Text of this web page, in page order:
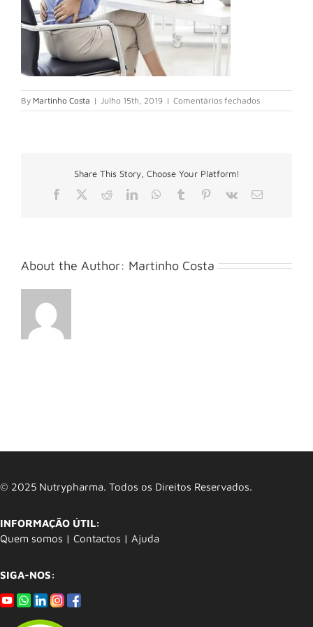
By Martinho Costa | Julho 15th, 2019 | Comentários fechadosem
ruecken_
Share This Story, Choose Your Platform!
Facebook
RedditLinkedInWhatsApp
Tumblr Pinterest
Vk
Email
About the Author: Martinho Costa
© 2025 Nutrypharma. Todos os Direitos Reservados.
INFORMAÇÃO ÚTIL:
Quem somos | Contactos | Ajuda
SIGA-NOS: